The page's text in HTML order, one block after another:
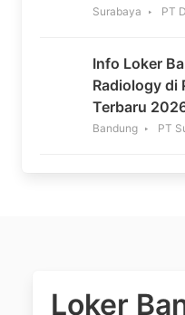
Surabaya PT
Info Loker
Radiology di
Terbaru
Bandung PT
Loker